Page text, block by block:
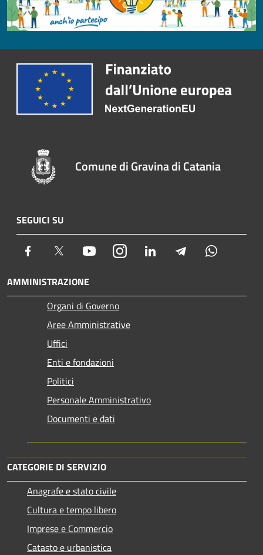
Comune di Gravina di Catania
SEGUICI SU
Facebook Twitter YoutubeInstagram LinkedIn Telegram
AMMINISTRAZIONE
Organi di Governo
Aree Amministrative
Uffici
Enti e fondazioni
Politici
Personale Amministrativo
Documenti e dati
CATEGORIE DI SERVIZIO
Anagrafe e stato civile
Cultura e tempo libero
Imprese e Commercio
Catasto e urbanistica